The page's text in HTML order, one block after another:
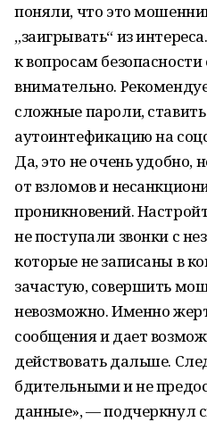
поняли, что это
„заигрывать“ из
к вопросам безопасности
внимательно.
сложные пароли,
аутоинтефикацию на
Да, это не очень удобно,
от взломов и
проникновений.
не поступали звонки с
которые не записаны в
зачастую, совершить
невозможно. Именно
сообщения и дает
действовать дальше.
бдительными и не
данные», — подчеркнул